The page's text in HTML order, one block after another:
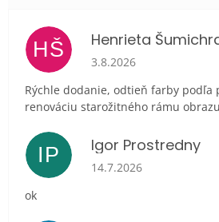
HŠ Henrieta
Hodnotenie obchodu je
3.8.2026
Rýchle dodanie, odtieň farby podľa
renováciu starožitného rámu
IP Igor Prostredny
Hodnotenie obchodu je
14.7.2026
ok